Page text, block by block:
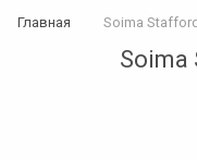
Главная Soima
Soima